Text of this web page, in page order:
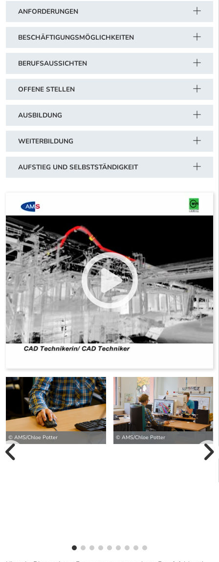
ANFORDERUNGEN
BESCHÄFTIGUNGSMÖGLICHKEITEN
BERUFSAUSSICHTEN
OFFENE STELLEN
AUSBILDUNG
WEITERBILDUNG
AUFSTIEG UND SELBSTSTÄNDIGKEIT
© AMS/Chloe Potter © AMS/Chloe Potter